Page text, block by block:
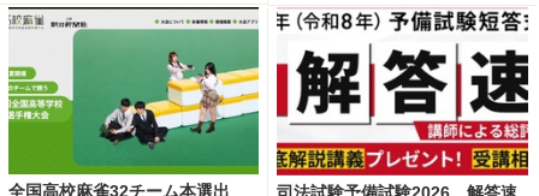
全国高校麻雀32チーム本選出
司法試験予備試験2026、解答速